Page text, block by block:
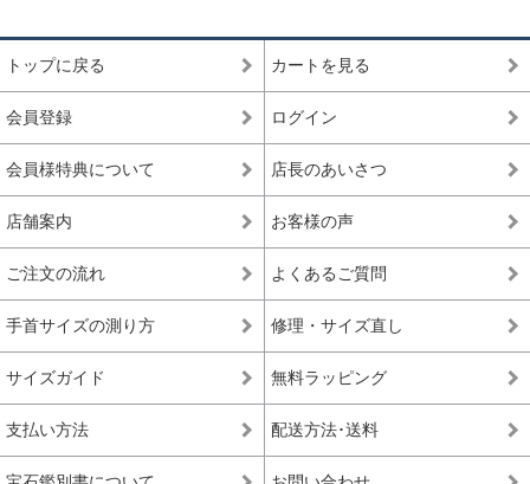
トップに戻る カートを見る
会員登録 ログイン
会員様特典について 店長のあいさつ
店舗案内 お客様の声
ご注文の流れ よくあるご質問
手首サイズの測り方 修理・サイズ直し
サイズガイド 無料ラッピング
支払い方法 配送方法･送料